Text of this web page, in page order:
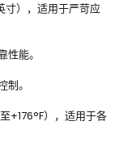
），适用于严苛应
能。
。
+176°F），适用于各